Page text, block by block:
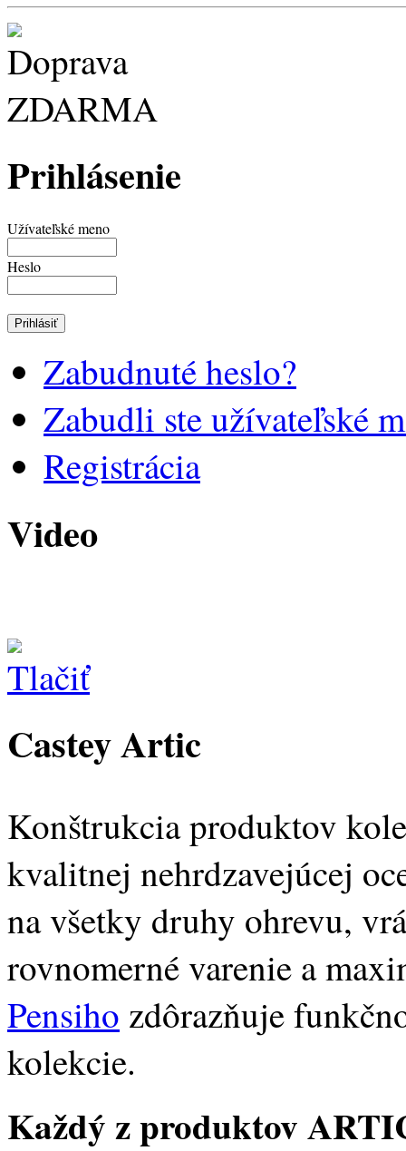
Prihlásenie
Užívateľské meno
Heslo
Zabudnuté heslo?
Zabudli ste užívateľské
Registrácia
Video
Castey Artic
Konštrukcia produktov
kvalitnej nehrdzavejúcej
na všetky druhy ohrevu,
rovnomerné varenie a
Pensiho zdôrazňuje
kolekcie.
Každý z produktov